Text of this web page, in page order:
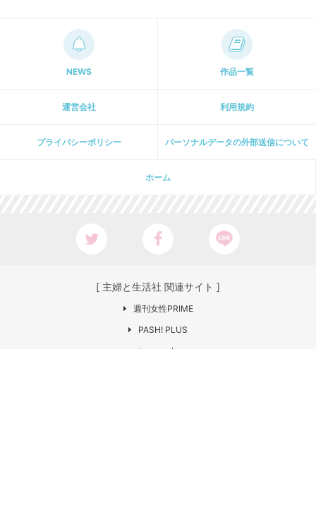
NEWS 作品一覧
運営会社 利用規約
プライパシーポリシー パーソナルデータの外部送信について
ホーム
[ 主婦と生活社 関連サイト ]
週刊女性PRIME
PASH! PLUS
ar web